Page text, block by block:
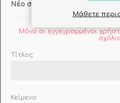
Νέο σχόλιο
Μόνο οι εγγεγραμμένοι
Τίτλος:
Κείμενο:
Μάθετε